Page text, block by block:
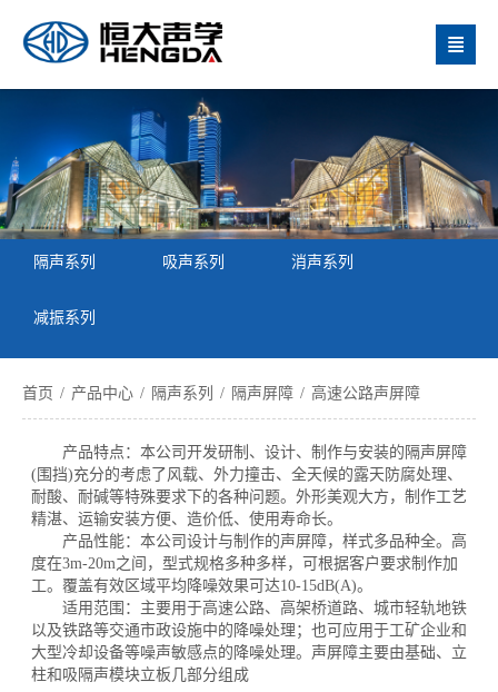

隔声系列 吸声系列 消声系列
减振系列
首页 / 产品中心 / 隔声系列 / 隔声屏障 / 高速公路声屏障
产品特点：本公司开发研制、设计、制作与安装的隔声屏障
(围挡)充分的考虑了风载、外力撞击、全天候的露天防腐处理、
耐酸、耐碱等特殊要求下的各种问题。外形美观大方，制作工艺
精湛、运输安装方便、造价低、使用寿命长。
产品性能：本公司设计与制作的声屏障，样式多品种全。高
度在3m-20m之间，型式规格多种多样，可根据客户要求制作加
工。覆盖有效区域平均降噪效果可达10-15dB(A)。
适用范围：主要用于高速公路、高架桥道路、城市轻轨地铁
以及铁路等交通市政设施中的降噪处理；也可应用于工矿企业和
大型冷却设备等噪声敏感点的降噪处理。声屏障主要由基础、立
柱和吸隔声模块立板几部分组成